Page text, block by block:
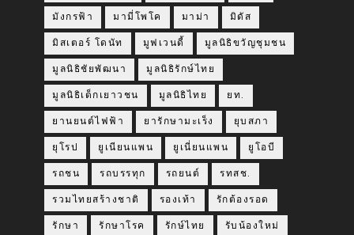
มังกรฟ้า มามี่โพโค มาม่า มิดัส
มิสเตอร์ โดนัท มูฟเวนดี้ มูลนิธิขวัญชุมชน
มูลนิธิชัยพัฒนา มูลนิธิรักษ์ไทย
มูลนิธิเด็กเยาวชน มูลนิธิไทย ยท.
ยานยนต์ไฟฟ้า ยารักษามะเร็ง ยุบสภา
ยุโรป ยูเนียนแพน ยูเนี่ยนแพน ยูโอบี
รถชน รถบรรทุก รถยนต์ รทสช.
รวมไทยสร้างชาติ รองเท้า รักต้องรอด
รักษา รักษาโรค รักษ์ไทย รับน้องใหม่